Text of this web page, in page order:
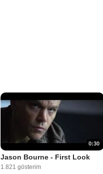
0:30
Jason Bourne - First Look
1.821 gösterim